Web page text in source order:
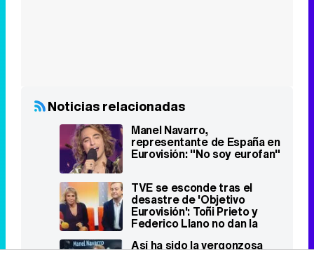
Noticias relacionadas
Manel Navarro,
representante de España en
Eurovisión: "No soy eurofan"
TVE se esconde tras el
desastre de 'Objetivo
Eurovisión': Toñi Prieto y
Federico Llano no dan la
Así ha sido la vergonzosa